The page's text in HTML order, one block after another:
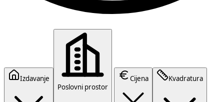
Izdavanje
Poslovni prostor
Cijena Kvadratura